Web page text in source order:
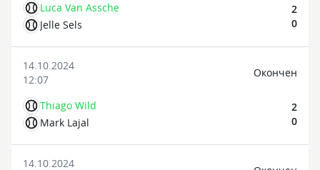
Luca Van Assche
Jelle Sels
2
0
14.10.2024
12:07
Thiago Wild
Mark Lajal
Oкончен
2
0
14.10.2024